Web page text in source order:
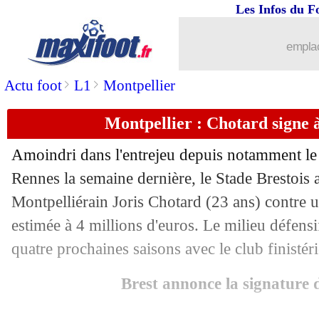
Actu foot> L1 > Montpellier
Les Infos du
Montpellier : Chotard signe
Amoindri dans l'entrejeu depuis notamment
Rennes la semaine dernière, le Stade Brestois
Montpelliérain Joris Chotard (23 ans) contre
estimée à 4 millions d'euros. Le milieu
quatre prochaines saisons avec le club
Brest annonce la signature
Paris FC : une défaite méritée pour
23/08 L1: Marseille 5-2 Paris FC (fini)
: Reyna file à
23/08 Arsenal: Eze débarque pour 78 M€
23/08 L1 : Nice-Auxerre, les compos
23/08 Ang. : Aston Villa ne décolle pas
23/08 All.: Leverkusen tombe déjà
: Al Ittihad fonce sur Rodrigo